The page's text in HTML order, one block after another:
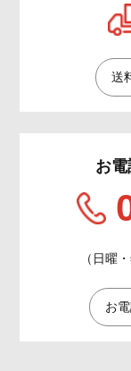
送
お
（日曜
お